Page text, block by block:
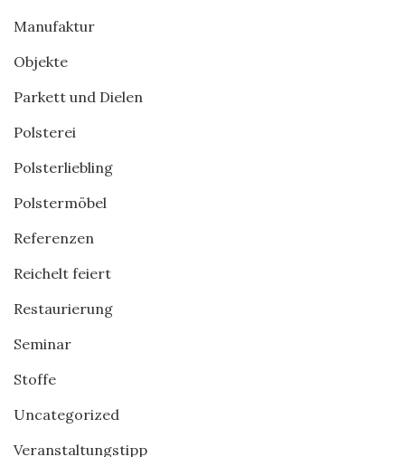
Manufaktur
Objekte
Parkett und Dielen
Polsterei
Polsterliebling
Polstermöbel
Referenzen
Reichelt feiert
Restaurierung
Seminar
Stoffe
Uncategorized
Veranstaltungstipp